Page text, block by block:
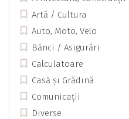
Artă / Cultura
Auto, Moto, Velo
Bănci / Asigurări
Calculatoare
Casă și Grădină
Comunicații
Diverse